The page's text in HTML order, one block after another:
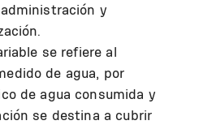
y
se refiere al
de agua, por
de agua consumida y
se destina a cubrir